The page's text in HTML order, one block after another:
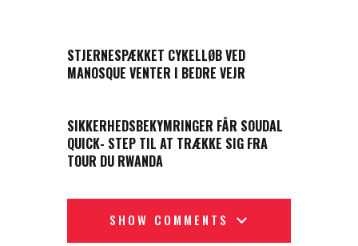
STJERNESPÆKKET CYKELLØB VED
MANOSQUE VENTER I BEDRE VEJR
SIKKERHEDSBEKYMRINGER FÅR SOUDAL
QUICK- STEP TIL AT TRÆKKE SIG FRA
TOUR DU RWANDA
SHOW COMMENTS